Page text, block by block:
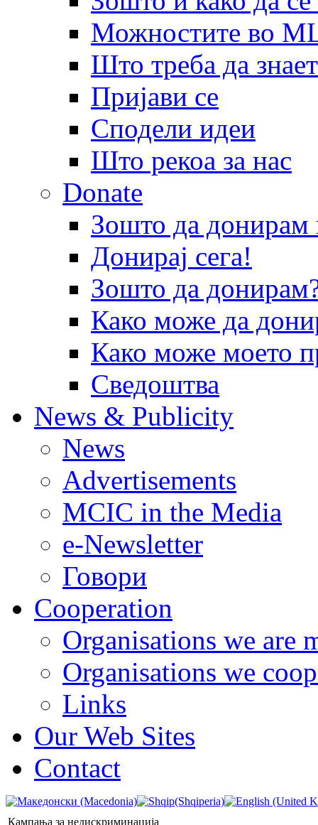
Можностите во
Што треба да
Пријави се
Сподели идеи
Што рекоа за нас
Donate
Зошто да
Донирај сега!
Зошто да
Како може да
Како може моето
Сведоштва
News & Publicity
News
Advertisements
MCIC in the Media
e-Newsletter
Говори
Cooperation
Organisations we are
Organisations we
Links
Our Web Sites
Contact
Кампања за недискриминација